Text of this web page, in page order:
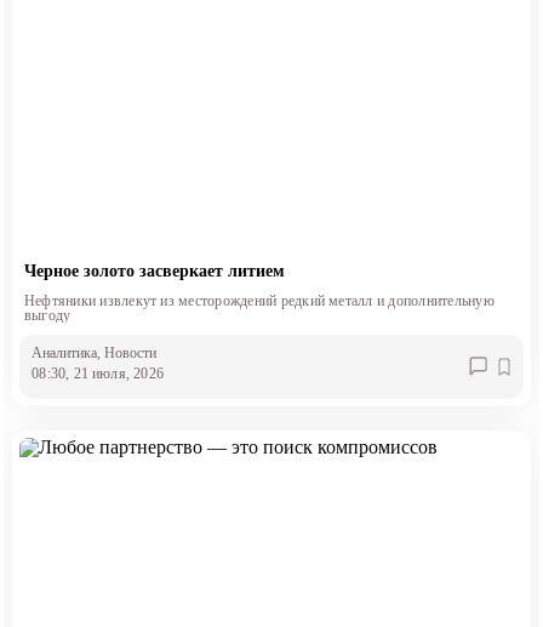
Черное золото засверкает литием
Нефтяники извлекут из месторождений редкий металл и дополнительную
выгоду
Аналитика, Новости
08:30, 21 июля, 2026